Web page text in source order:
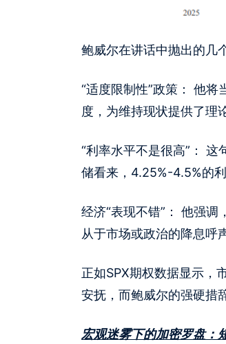
鲍威尔在讲话中抛出的几
“适度限制性”政策： 他将
度，为维持现状提供了理
“利率水平不是很高”：
储看来，4.25%-4.5%的
经济“表现不错”： 他强
从于市场或政治的降息呼
正如SPX期权数据显示，
安抚，而鲍威尔的强硬措
宏观迷雾下的加密罗盘：